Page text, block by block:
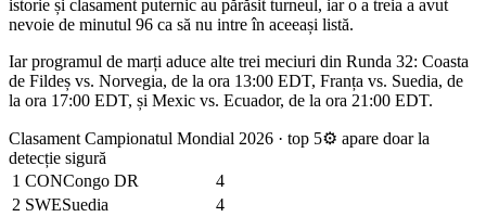
istorie și clasament puternic au părăsit turneul, iar o a treia a avut
nevoie de minutul 96 ca să nu intre în aceeași listă.
Iar programul de marți aduce alte trei meciuri din Runda 32: Coasta
de Fildeș vs. Norvegia, de la ora 13:00 EDT, Franța vs. Suedia, de
la ora 17:00 EDT, și Mexic vs. Ecuador, de la ora 21:00 EDT.
Clasament Campionatul Mondial 2026 · top 5⚙ apare doar la
detecție sigură
1 CONCongo DR
4
2 SWESuedia
4